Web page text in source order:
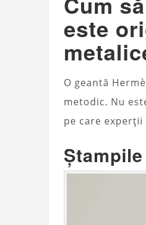
este
O geantă
metodic. Nu
pe care